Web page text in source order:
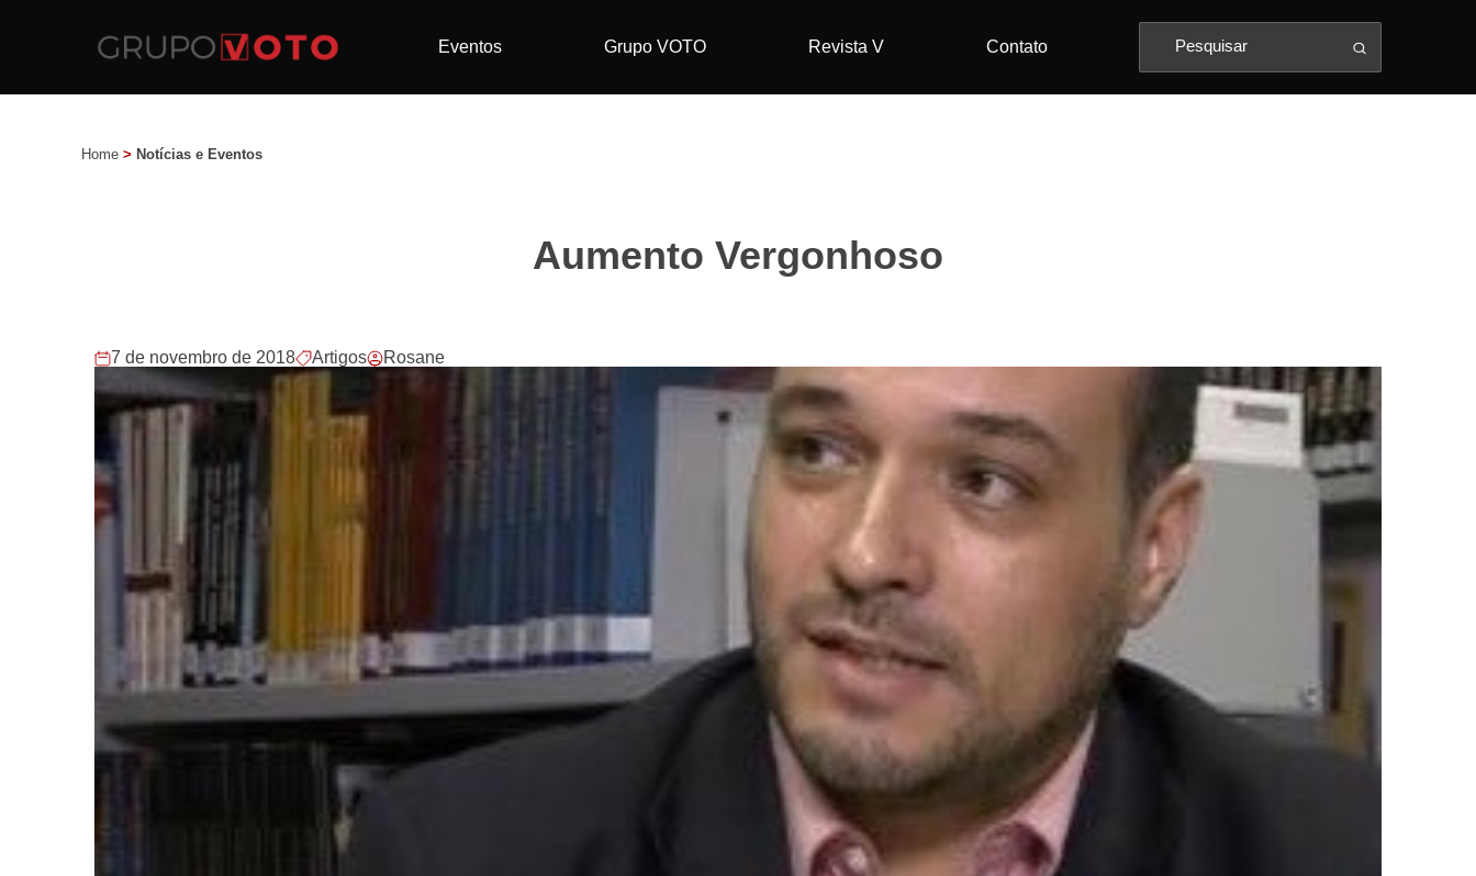
Eventos Grupo VOTO Revista V Contato
Home > Notícias e Eventos
Aumento Vergonhoso
7 de novembro de 2018 Artigos Rosane